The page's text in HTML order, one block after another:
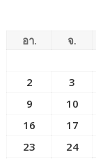
อา. จ.
2
3
9
10
16
17
23
24